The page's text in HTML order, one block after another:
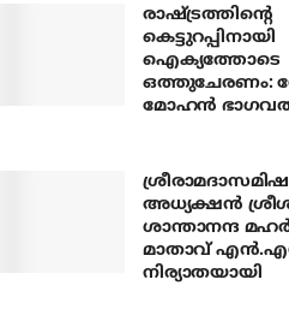
രാഷ്ട്രത്തിന്റെ
കെട്ടുറപ്പിനായി
ഐക്യത്തോടെ
ഒത്തുചേരണം:
മോഹന്‍
അധ്യക്ഷന്‍
ശാന്താനന്ദ
മാതാവ്
നിര്യാതയായി